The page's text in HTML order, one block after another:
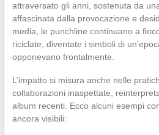
attraversato gli anni, sostenuta da
affascinata dalla provocazione e
media, le punchline continuano a
riciclate, diventate i simboli di
opponevano frontalmente.
L’impatto si misura anche nelle
collaborazioni inaspettate,
album recenti. Ecco alcuni esempi
ancora visibili: